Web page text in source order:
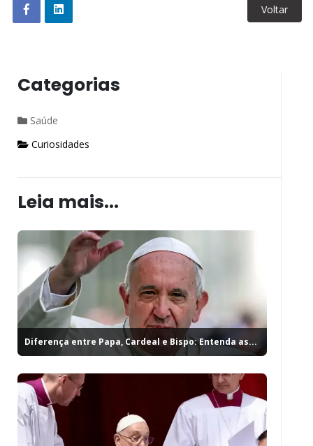
Voltar
Categorias
Saúde
Curiosidades
Leia mais...
Diferença entre Papa, Cardeal e Bispo: Entenda as...